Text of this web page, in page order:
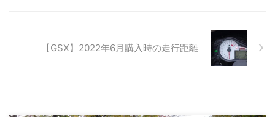
【GSX】2022年6月購入時の走行距離